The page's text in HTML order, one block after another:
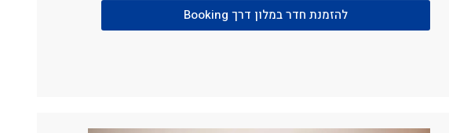
להזמנת חדר במלון דרך Booking